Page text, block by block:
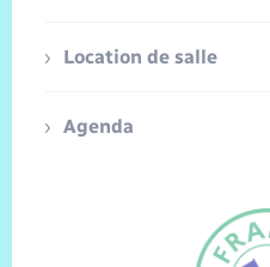
Location de salle
Agenda